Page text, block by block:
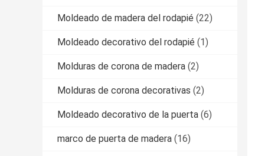
Moldeado de madera del rodapié (22)
Moldeado decorativo del rodapié (1)
Molduras de corona de madera (2)
Molduras de corona decorativas (2)
Moldeado decorativo de la puerta (6)
marco de puerta de madera (16)